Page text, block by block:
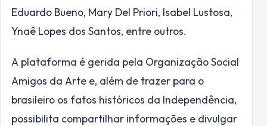
Eduardo Bueno, Mary Del Priori, Isabel Lustosa,
Ynaê Lopes dos Santos, entre outros.
A plataforma é gerida pela Organização Social
Amigos da Arte e, além de trazer para o
brasileiro os fatos históricos da Independência,
possibilita compartilhar informações e divulgar